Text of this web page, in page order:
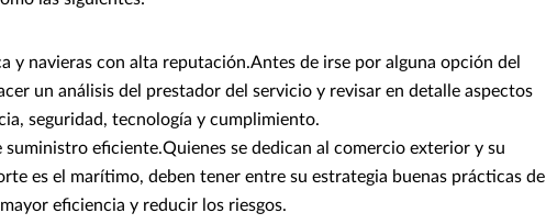
y navieras con alta reputación.Antes de irse por alguna opción del
un análisis del prestador del servicio y revisar en detalle aspectos
seguridad, tecnología y cumplimiento.
suministro eficiente.Quienes se dedican al comercio exterior y su
es el marítimo, deben tener entre su estrategia buenas prácticas de
eficiencia y reducir los riesgos.